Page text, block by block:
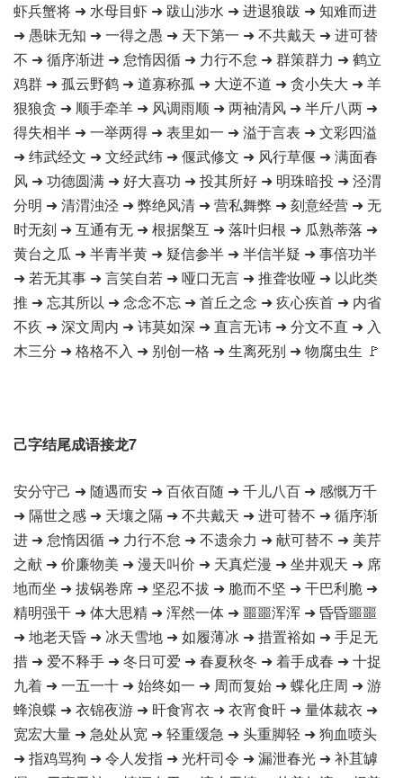
虾兵蟹将 ➜ 水母目虾 ➜ 跋山涉水 ➜ 进退狼跋 ➜ 知难而进
➜ 愚昧无知 ➜ 一得之愚 ➜ 天下第一 ➜ 不共戴天 ➜ 进可替
不 ➜ 循序渐进 ➜ 怠惰因循 ➜ 力行不怠 ➜ 群策群力 ➜ 鹤立
鸡群 ➜ 孤云野鹤 ➜ 道寡称孤 ➜ 大逆不道 ➜ 贪小失大 ➜ 羊
狠狼贪 ➜ 顺手牵羊 ➜ 风调雨顺 ➜ 两袖清风 ➜ 半斤八两 ➜
得失相半 ➜ 一举两得 ➜ 表里如一 ➜ 溢于言表 ➜ 文彩四溢
➜ 纬武经文 ➜ 文经武纬 ➜ 偃武修文 ➜ 风行草偃 ➜ 满面春
风 ➜ 功德圆满 ➜ 好大喜功 ➜ 投其所好 ➜ 明珠暗投 ➜ 泾渭
分明 ➜ 清渭浊泾 ➜ 弊绝风清 ➜ 营私舞弊 ➜ 刻意经营 ➜ 无
时无刻 ➜ 互通有无 ➜ 根据槃互 ➜ 落叶归根 ➜ 瓜熟蒂落 ➜
黄台之瓜 ➜ 半青半黄 ➜ 疑信参半 ➜ 半信半疑 ➜ 事倍功半
➜ 若无其事 ➜ 言笑自若 ➜ 哑口无言 ➜ 推聋妆哑 ➜ 以此类
推 ➜ 忘其所以 ➜ 念念不忘 ➜ 首丘之念 ➜ 疚心疾首 ➜ 内省
不疚 ➜ 深文周内 ➜ 讳莫如深 ➜ 直言无讳 ➜ 分文不直 ➜ 入
木三分 ➜ 格格不入 ➜ 别创一格 ➜ 生离死别 ➜ 物腐虫生 🚩
己字结尾成语接龙7
安分守己 ➜ 随遇而安 ➜ 百依百随 ➜ 千儿八百 ➜ 感慨万千
➜ 隔世之感 ➜ 天壤之隔 ➜ 不共戴天 ➜ 进可替不 ➜ 循序渐
进 ➜ 怠惰因循 ➜ 力行不怠 ➜ 不遗余力 ➜ 献可替不 ➜ 美芹
之献 ➜ 价廉物美 ➜ 漫天叫价 ➜ 天真烂漫 ➜ 坐井观天 ➜ 席
地而坐 ➜ 拔锅卷席 ➜ 坚忍不拔 ➜ 脆而不坚 ➜ 干巴利脆 ➜
精明强干 ➜ 体大思精 ➜ 浑然一体 ➜ 噩噩浑浑 ➜ 昏昏噩噩
➜ 地老天昏 ➜ 冰天雪地 ➜ 如履薄冰 ➜ 措置裕如 ➜ 手足无
措 ➜ 爱不释手 ➜ 冬日可爱 ➜ 春夏秋冬 ➜ 着手成春 ➜ 十捉
九着 ➜ 一五一十 ➜ 始终如一 ➜ 周而复始 ➜ 蝶化庄周 ➜ 游
蜂浪蝶 ➜ 衣锦夜游 ➜ 旰食宵衣 ➜ 衣宵食旰 ➜ 量体裁衣 ➜
宽宏大量 ➜ 急处从宽 ➜ 轻重缓急 ➜ 头重脚轻 ➜ 狗血喷头
➜ 指鸡骂狗 ➜ 令人发指 ➜ 光杆司令 ➜ 漏泄春光 ➜ 补苴罅